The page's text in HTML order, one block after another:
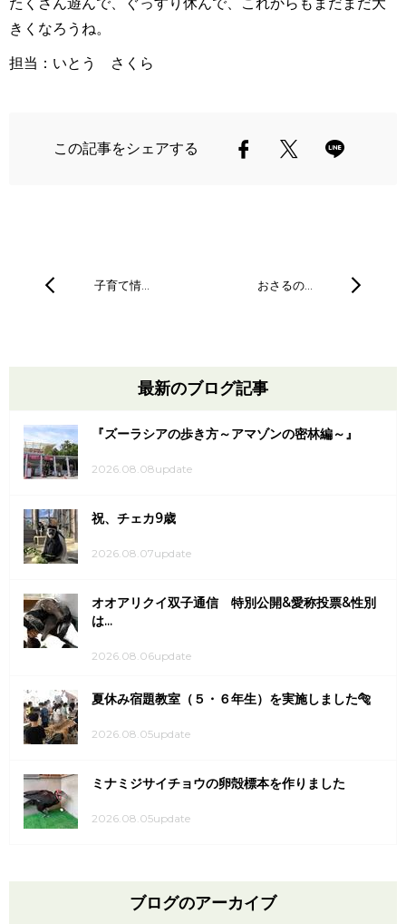
きくなろうね。
担当：いとう さくら
この記事をシェアする
子育て情… おさるの…
最新のブログ記事
『ズーラシアの歩き方～アマゾンの密林編～』
2026.08.08update
祝、チェカ9歳
2026.08.07update
オオアリクイ双子通信 特別公開&愛称投票&性別
は...
2026.08.06update
夏休み宿題教室（５・６年生）を実施しました🐅
2026.08.05update
ミナミジサイチョウの卵殻標本を作りました
2026.08.05update
ブログのアーカイブ